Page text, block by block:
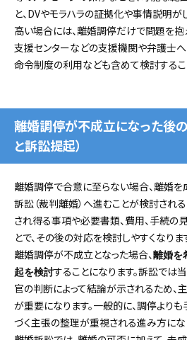
と、DVやモラハラの証拠化や事情説明が
高い場合には、離婚調停だけで問題を
支援センターなどの支援機関や弁護士
命令制度の利用なども含めて検討するこ
離婚調停が不成立になった後
と訴訟提起）
離婚調停で合意に至らない場合、離婚
訴訟（裁判離婚）へ進むことが検討され
され得る事項や必要書類、費用、手続の
とで、その後の対応を検討しやすくなりま
離婚調停が不成立となった場合、離婚を
起を検討することになります。訴訟では
官の判断によって結論が示されるため、
が重要になります。一般的に、調停より
づく主張の整理が重視される進み方にな